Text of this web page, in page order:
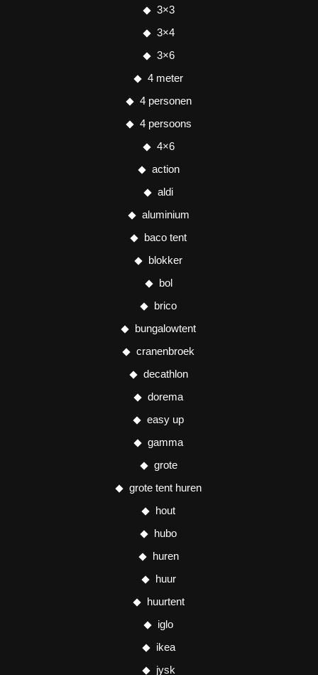
3×3
3×4
3×6
4 meter
4 personen
4 persoons
4×6
action
aldi
aluminium
baco tent
blokker
bol
brico
bungalowtent
cranenbroek
decathlon
dorema
easy up
gamma
grote
grote tent huren
hout
hubo
huren
huur
huurtent
iglo
ikea
jysk